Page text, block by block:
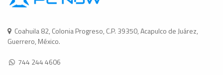
Coahuila 82, Colonia Progreso, C.P. 39350, Acapulco de Juárez,
Guerrero, México.
744 244 4606